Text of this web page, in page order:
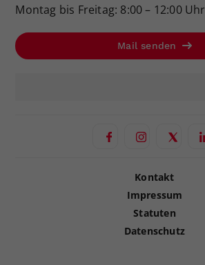
Montag bis Freitag: 8:00 – 12:00 Uhr
Mail senden
Kontakt
Impressum
Statuten
Datenschutz